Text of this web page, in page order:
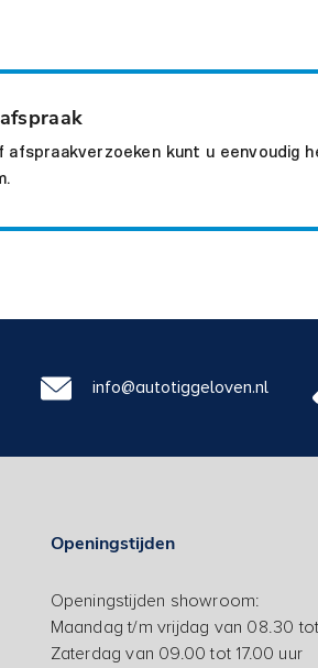
afspraakverzoeken kunt u eenvoudig
info@autotiggeloven.nl
Openingstijden
Openingstijden showroom:
Maandag t/m vrijdag van 08.30
Zaterdag van 09.00 tot 17.00 uur